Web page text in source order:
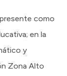
como
en la
y
Zona Alto